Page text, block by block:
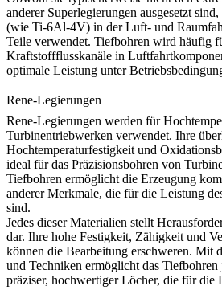
anderer Superlegierungen ausgesetzt
(wie Ti-6Al-4V) in der Luft- und
Teile verwendet. Tiefbohren wird häufig
Kraftstoffflusskanäle in
optimale Leistung unter
Rene-Legierungen
Rene-Legierungen werden für
Turbinentriebwerken verwendet. Ihre
Hochtemperaturfestigkeit und
ideal für das Präzisionsbohren von
Tiefbohren ermöglicht die Erzeugung
anderer Merkmale, die für die Leistung
sind.
Jedes dieser Materialien stellt
dar. Ihre hohe Festigkeit, Zähigkeit und
können die Bearbeitung erschweren. Mit
und Techniken ermöglicht das
präziser, hochwertiger Löcher, die für die